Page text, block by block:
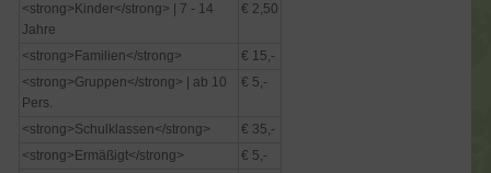
<strong>Kinder</strong> | 7 - 14
Jahre
€ 2,50
<strong>Familien</strong>
€ 15,-
<strong>Gruppen</strong> | ab 10
Pers.
€ 5,-
<strong>Schulklassen</strong>
€ 35,-
<strong>Ermäßigt</strong>
€ 5,-